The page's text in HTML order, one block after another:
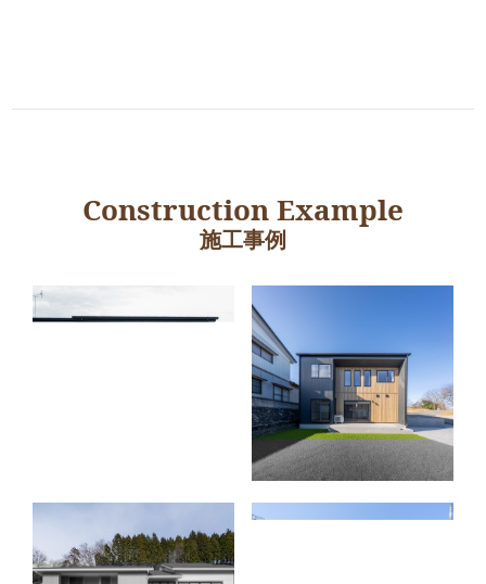
Construction Example
施工事例